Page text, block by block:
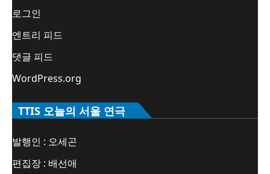
로그인
엔트리 피드
댓글 피드
WordPress.org
TTIS 오늘의 서울 연극
발행인 : 오세곤
편집장 : 배선애